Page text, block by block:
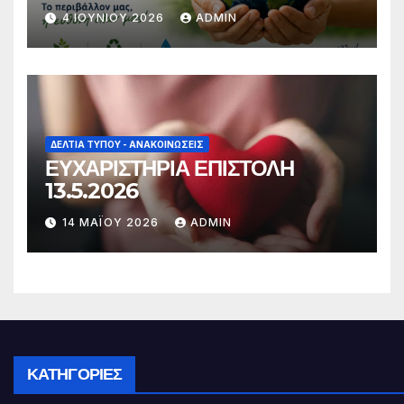
4 ΙΟΥΝΊΟΥ 2026 ADMIN
ΔΕΛΤΊΑ ΤΎΠΟΥ - ΑΝΑΚΟΙΝΏΣΕΙΣ
ΕΥΧΑΡΙΣΤΗΡΙΑ ΕΠΙΣΤΟΛΗ
13.5.2026
14 ΜΑΪ́ΟΥ 2026 ADMIN
ΚΑΤΗΓΟΡΊΕΣ